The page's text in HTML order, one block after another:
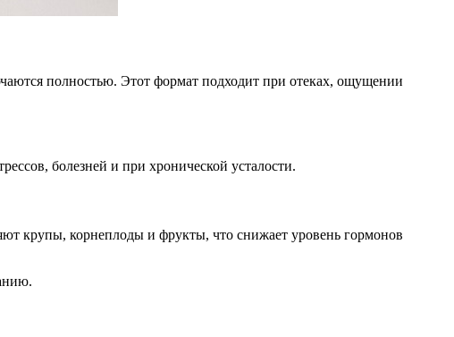
полностью. Этот формат подходит при отеках, ощущении
болезней и при хронической усталости.
крупы, корнеплоды и фрукты, что снижает уровень гормонов